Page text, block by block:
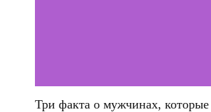
Три факта о мужчинах, которые